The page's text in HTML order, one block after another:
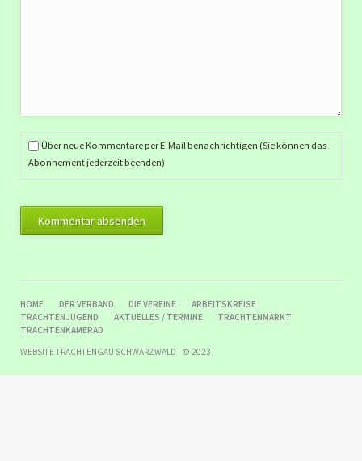
Über neue Kommentare per E-Mail benachrichtigen (Sie können das
Abonnement jederzeit beenden)
Kommentar absenden
NAVIGATION
ÜBERSPRINGEN
HOME DER VERBAND DIE VEREINE
ARBEITSKREISE
TRACHTENJUGEND
AKTUELLES / TERMINE
TRACHTENMARKT
TRACHTENKAMERAD
WEBSITE TRACHTENGAU SCHWARZWALD | © 2023